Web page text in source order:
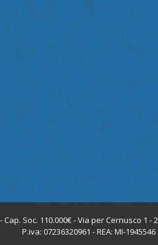
Cap. Soc. 110.000€ - Via per Cernusco 1 -
P.iva: 07236320961 - REA: MI-1945546